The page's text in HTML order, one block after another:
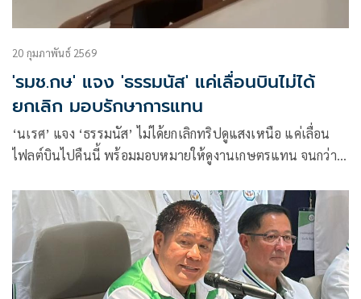
20 กุมภาพันธ์ 2569
'รมช.กษ' แจง 'ธรรมนัส' แค่เลื่อนบินไม่ได้
ยกเลิก มอบรักษาการแทน
‘นเรศ’ แจง ‘ธรรมนัส’ ไม่ได้ยกเลิกทริปดูแสงเหนือ แค่เลื่อน
ไฟลต์บินไปคืนนี้ พร้อมมอบหมายให้ดูงานเกษตรแทน จนกว่า